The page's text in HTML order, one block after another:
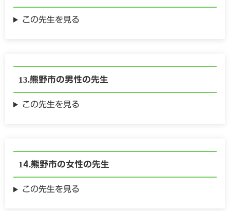
この先生を見る
熊野市の男性の先生
この先生を見る
熊野市の女性の先生
この先生を見る